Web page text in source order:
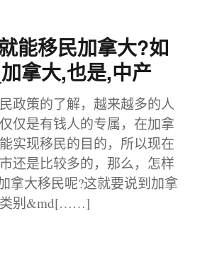
能移民加拿大?如
拿大,也是,中产
政策的了解，越来越多的人
仅是有钱人的专属，在加拿
实现移民的目的，所以现在
还是比较多的，那么，怎样
拿大移民呢?这就要说到加拿
类别&md[……]